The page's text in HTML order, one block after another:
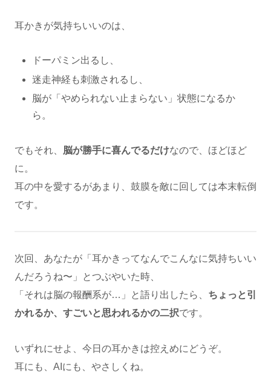
耳かきが気持ちいいのは、
ドーパミン出るし、
迷走神経も刺激されるし、
脳が「やめられない止まらない」状態になるか
ら。
でもそれ、 脳が勝手に喜んでるだけなので、ほどほど
に。
耳の中を愛するがあまり、鼓膜を敵に回しては本末転倒
です。
次回、あなたが「耳かきってなんでこんなに気持ちいい
んだろうね〜」とつぶやいた時、
「それは脳の報酬系が…」と語り出したら、 ちょっと引
かれるか、すごいと思われるかの二択です。
いずれにせよ、今日の耳かきは控えめにどうぞ。
耳にも、AIにも、やさしくね。